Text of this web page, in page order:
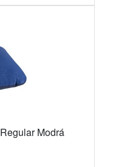
Modrá